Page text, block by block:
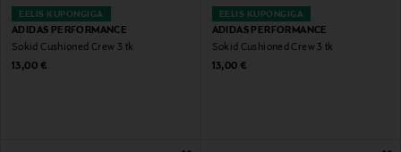
EELIS KUPONGIGA
ADIDAS PERFORMANCE
Sokid Cushioned Crew 3 tk
Original Price
13,00 €
EELIS KUPONGIGA
ADIDAS PERFORMANCE
Sokid Cushioned Crew 3 tk
Original Price
13,00 €